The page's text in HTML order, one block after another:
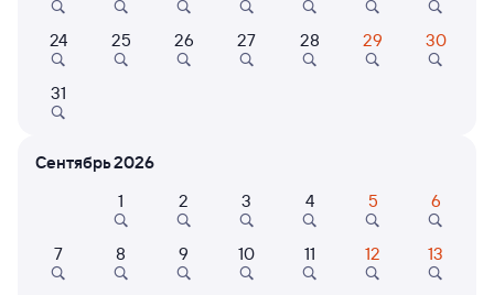
Расписание поездов Калинковичи — Быхов
24 25 26 27 28 29 30
31
Сентябрь 2026
1
2 3 4 5 6
7 8 9 10 11 12 13